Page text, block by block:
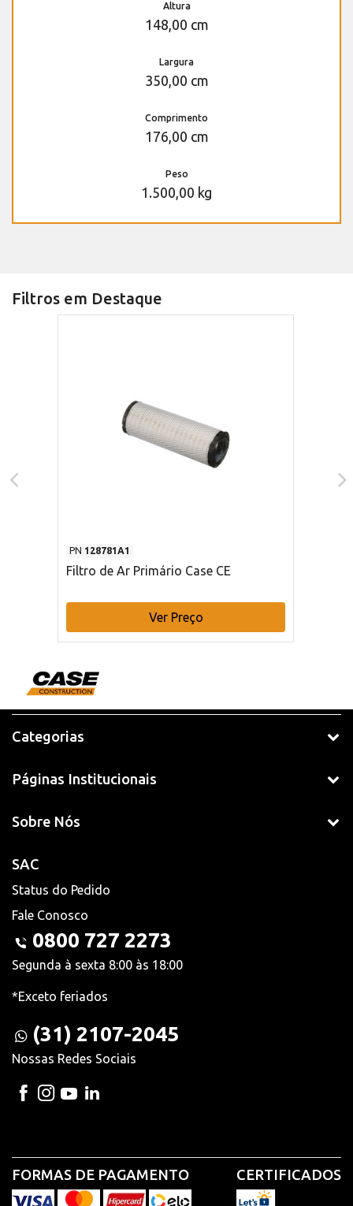
Altura
148,00 cm
Largura
350,00 cm
Comprimento
176,00 cm
Peso
1.500,00 kg
Filtros em Destaque
PN 128781A1
Filtro de Ar Primário Case CE
Ver Preço
Categorias
Páginas Institucionais
Sobre Nós
SAC
Status do Pedido
Fale Conosco
0800 727 2273
Segunda à sexta 8:00 às 18:00
*Exceto feriados
(31) 2107-2045
Nossas Redes Sociais
FORMAS DE PAGAMENTO CERTIFICADOS